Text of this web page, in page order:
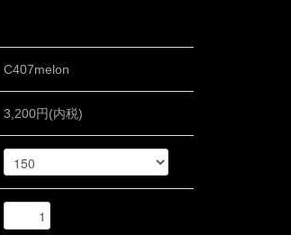
C407melon
3,200円(内税)